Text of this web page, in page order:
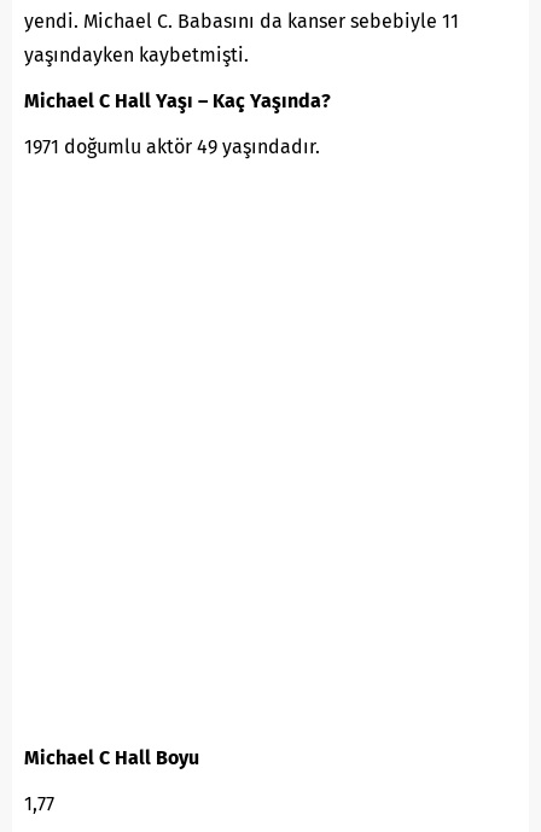
yendi. Michael C. Babasını da kanser sebebiyle 11
yaşındayken kaybetmişti.
Michael C Hall Yaşı – Kaç Yaşında?
1971 doğumlu aktör 49 yaşındadır.
Michael C Hall Boyu
1,77